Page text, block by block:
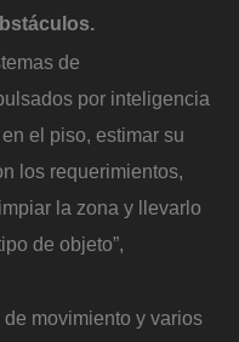
de
por inteligencia
el piso, estimar su
los requerimientos,
la zona y llevarlo
de objeto”,
movimiento y varios